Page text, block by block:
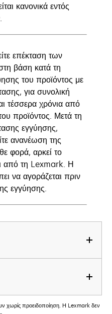
κανονικά εντός
επέκταση των
βάση κατά τη
του προϊόντος με
για συνολική
τέσσερα χρόνια από
προϊόντος. Μετά τη
εγγύησης,
ανανέωση της
φορά, αρκεί το
από τη Lexmark. Η
να αγοράζεται πριν
εγγύησης.
χωρίς προειδοποίηση. Η Lexmark δεν